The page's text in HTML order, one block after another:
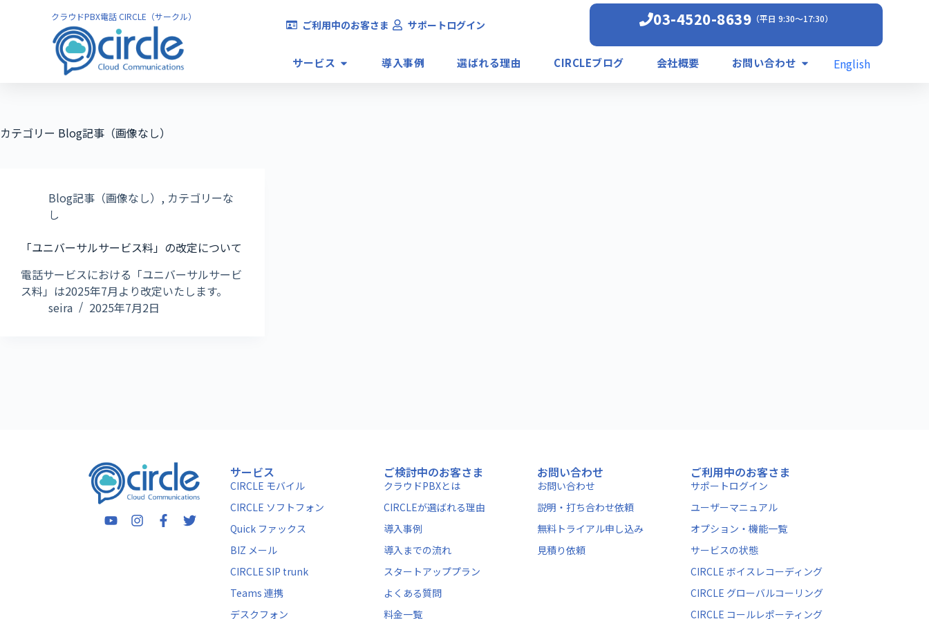
クラウドPBX電話 CIRCLE（サークル）
ご利用中のお客さま サポートログイン 03-4520-8639 （平日 9:30〜17:30）
サービス 導入事例 選ばれる理由 CIRCLEブログ 会社概要 お問い合わせ English
カテゴリー Blog記事（画像なし）
Blog記事（画像なし） , カテゴリーな
し
「ユニバーサルサービス料」の改定について
電話サービスにおける「ユニバーサルサービ
ス料」は2025年7月より改定いたします。
seira
2025年7月2日
サービス
CIRCLE モバイル
CIRCLE ソフトフォン
Quick ファックス
BIZ メール
CIRCLE SIP trunk
Teams 連携
デスクフォン
ご検討中のお客さま
クラウドPBXとは
CIRCLEが選ばれる理由
導入事例
導入までの流れ
スタートアッププラン
よくある質問
料金一覧
お問い合わせ
お問い合わせ
説明・打ち合わせ依頼
無料トライアル申し込み
見積り依頼
ご利用中のお客さま
サポートログイン
ユーザーマニュアル
オプション・機能一覧
サービスの状態
CIRCLE ボイスレコーディング
CIRCLE グローバルコーリング
CIRCLE コールレポーティング